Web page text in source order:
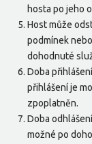
hosta po jeho
Host může
podmínek
dohodnuté
Doba
přihlášení je
zpoplatněn.
Doba
možné po